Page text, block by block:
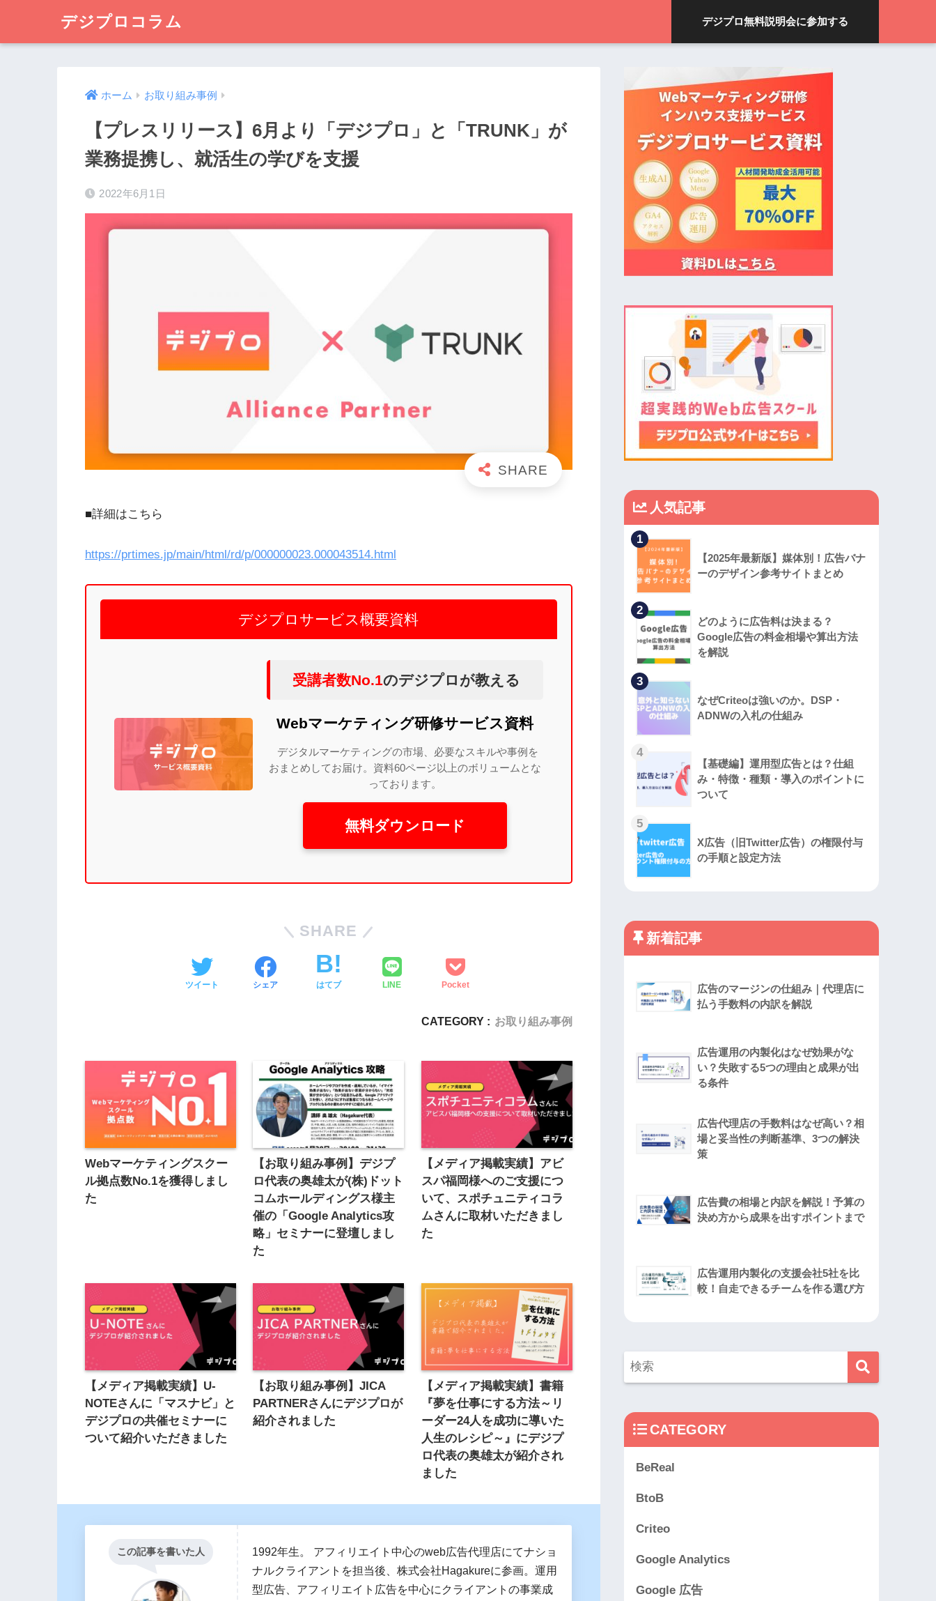
デジプロコラム デジプロ無料説明会に参加する
ホーム お取り組み事例
【プレスリリース】6月より「デジプロ」と「TRUNK」が
業務提携し、就活生の学びを支援
2022年6月1日
■詳細はこちら
https://prtimes.jp/main/html/rd/p/000000023.000043514.html
デジプロサービス概要資料
受講者数No.1のデジプロが教える
Webマーケティング研修サービス資料
デジタルマーケティングの市場、必要なスキルや事例を
おまとめしてお届け。資料60ページ以上のボリュームとな
っております。
無料ダウンロード
SHARE
ツイート シェア はてブ LINE Pocket
CATEGORY : お取り組み事例
Webマーケティングスクー
ル拠点数No.1を獲得しまし
た
【お取り組み事例】デジプ
ロ代表の奥雄太が(株)ドット
コムホールディングス様主
催の「Google Analytics攻
略」セミナーに登壇しまし
た
【メディア掲載実績】アビ
スパ福岡様へのご支援につ
いて、スポチュニティコラ
ムさんに取材いただきまし
た
【メディア掲載実績】U-
NOTEさんに「マスナビ」と
デジプロの共催セミナーに
ついて紹介いただきました
【お取り組み事例】JICA
PARTNERさんにデジプロが
紹介されました
【メディア掲載実績】書籍
『夢を仕事にする方法～リ
ーダー24人を成功に導いた
人生のレシピ～』にデジプ
ロ代表の奥雄太が紹介され
ました
この記事を書いた人
1992年生。 アフィリエイト中心のweb広告代理店にてナショ
ナルクライアントを担当後、株式会社Hagakureに参画。運用
型広告、アフィリエイト広告を中心にクライアントの事業成
人気記事
1
【2025年最新版】媒体別！広告バナ
ーのデザイン参考サイトまとめ
2
どのように広告料は決まる？
Google広告の料金相場や算出方法
を解説
3
なぜCriteoは強いのか。DSP・
ADNWの入札の仕組み
4
【基礎編】運用型広告とは？仕組
み・特徴・種類・導入のポイントに
ついて
5
X広告（旧Twitter広告）の権限付与
の手順と設定方法
新着記事
広告のマージンの仕組み｜代理店に
払う手数料の内訳を解説
広告運用の内製化はなぜ効果がな
い？失敗する5つの理由と成果が出
る条件
広告代理店の手数料はなぜ高い？相
場と妥当性の判断基準、3つの解決
策
広告費の相場と内訳を解説！予算の
決め方から成果を出すポイントまで
広告運用内製化の支援会社5社を比
較！自走できるチームを作る選び方
CATEGORY
BeReal
BtoB
Criteo
Google Analytics
Google 広告